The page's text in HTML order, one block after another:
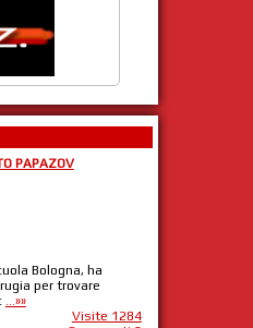
PAPAZOV
Bologna, ha
per trovare
...»»
Visite 1284